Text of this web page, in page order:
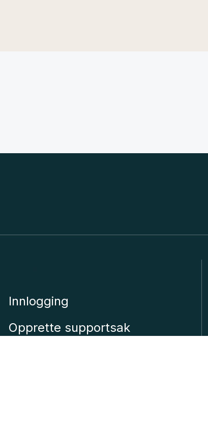
Innlogging
Opprette supportsak